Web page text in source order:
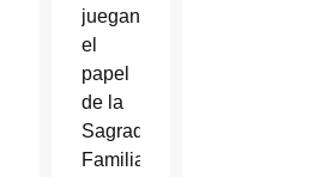
juegan
el
papel
de la
Sagrada
Familia;